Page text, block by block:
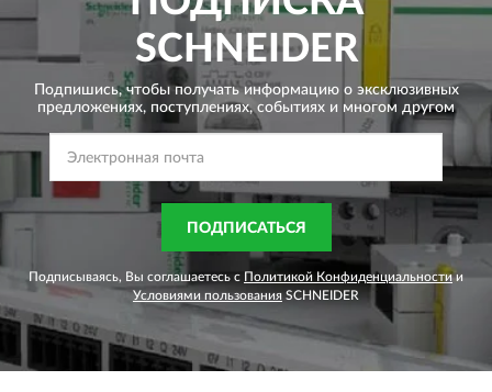
SCHNEIDER
Подпишись, чтобы получать информацию о эксклюзивных
предложениях, поступлениях, событиях и многом другом
ПОДПИСАТЬСЯ
Подписываясь, Вы соглашаетесь с Политикой Конфиденциальности и
Условиями пользованияSCHNEIDER